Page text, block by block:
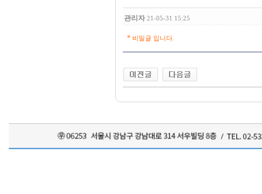
관리자 21-05-31 15:25
* 비밀글 입니다.